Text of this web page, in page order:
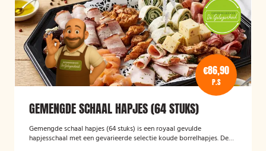
€86,90
P.S
GEMENGDE SCHAAL HAPJES (64 STUKS)
Gemengde schaal hapjes (64 stuks) is een royaal gevulde
hapjesschaal met een gevarieerde selectie koude borrelhapjes. De